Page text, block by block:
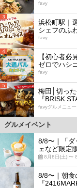
favy
3
浜松町駅｜
シェフのふ
favy
4
【初心者
ゼロでハシ
favy
5
梅田│切っ
『BRISK
favyグルメニュー
グルメイベント
8/8〜｜「ダ
ェなど限定
8月8日(土) 〜
8/8〜｜朝食
『